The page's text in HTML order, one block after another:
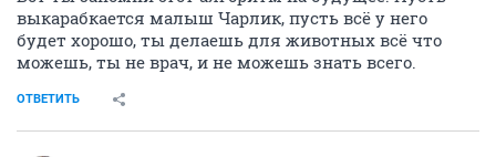
выкарабкается малыш Чарлик, пусть всё у него
будет хорошо, ты делаешь для животных всё что
можешь, ты не врач, и не можешь знать всего.
ОТВЕТИТЬ